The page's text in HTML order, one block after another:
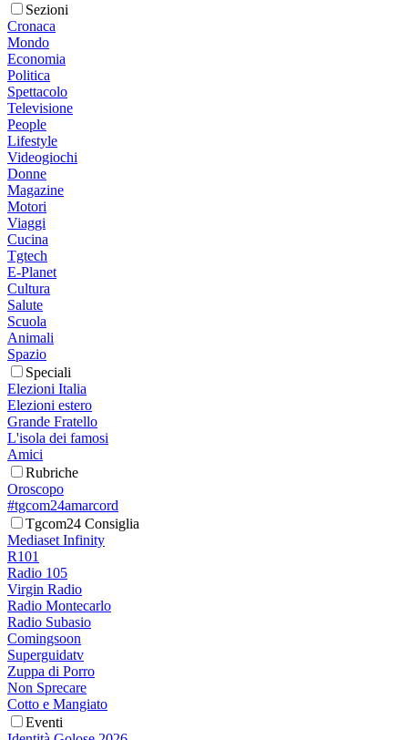
Sezioni
Cronaca
Mondo
Economia
Politica
Spettacolo
Televisione
People
Lifestyle
Videogiochi
Donne
Magazine
Motori
Viaggi
Cucina
Tgtech
E-Planet
Cultura
Salute
Scuola
Animali
Spazio
Speciali
Elezioni Italia
Elezioni estero
Grande Fratello
L'isola dei famosi
Amici
Rubriche
Oroscopo
#tgcom24amarcord
Tgcom24 Consiglia
Mediaset Infinity
R101
Radio 105
Virgin Radio
Radio Montecarlo
Radio Subasio
Comingsoon
Superguidatv
Zuppa di Porro
Non Sprecare
Cotto e Mangiato
Eventi